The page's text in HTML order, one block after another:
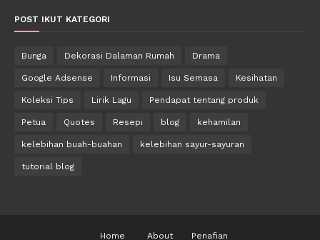
POST IKUT KATEGORI
Bunga Dekorasi Dalaman Rumah Drama
Google Adsense Informasi Isu Semasa Kesihatan
Koleksi Tips Lirik Lagu Pendapat tentang produk
Petua Quotes Resepi blog kehamilan
kelebihan buah-buahan kelebihan sayur-sayuran
tutorial blog
Home About Penafian